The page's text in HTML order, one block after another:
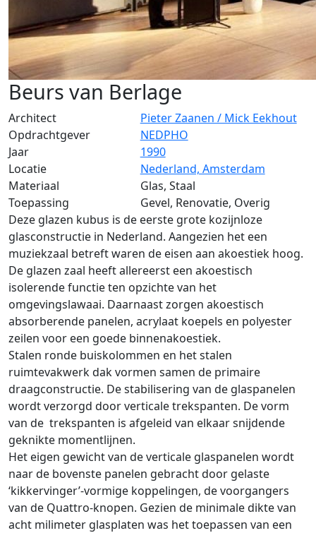
Beurs van Berlage
Architect
Pieter Zaanen / Mick Eekhout
Opdrachtgever
NEDPHO
Jaar
1990
Locatie
Nederland, Amsterdam
Materiaal
Glas, Staal
Toepassing
Gevel, Renovatie, Overig
Deze glazen kubus is de eerste grote kozijnloze
glasconstructie in Nederland. Aangezien het een
muziekzaal betreft waren de eisen aan akoestiek hoog.
De glazen zaal heeft allereerst een akoestisch
isolerende functie ten opzichte van het
omgevingslawaai. Daarnaast zorgen akoestisch
absorberende panelen, acrylaat koepels en polyester
zeilen voor een goede binnenakoestiek.
Stalen ronde buiskolommen en het stalen
ruimtevakwerk dak vormen samen de primaire
draagconstructie. De stabilisering van de glaspanelen
wordt verzorgd door verticale trekspanten. De vorm
van de trekspanten is afgeleid van elkaar snijdende
geknikte momentlijnen.
Het eigen gewicht van de verticale glaspanelen wordt
naar de bovenste panelen gebracht door gelaste
‘kikkervinger’-vormige koppelingen, de voorgangers
van de Quattro-knopen. Gezien de minimale dikte van
acht milimeter glasplaten was het toepassen van een